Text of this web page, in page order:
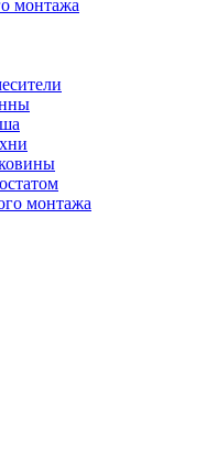
монтажа
монтажа